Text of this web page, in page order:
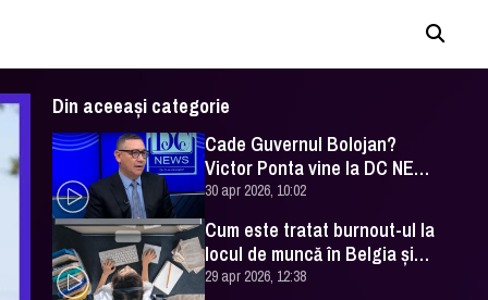
Din aceeași categorie
Cade Guvernul Bolojan?
Victor Ponta vine la DC NEWS
cu analiza momentului
30 apr 2026, 10:02
Cum este tratat burnout-ul la
locul de muncă în Belgia şi
Irlanda
29 apr 2026, 12:38